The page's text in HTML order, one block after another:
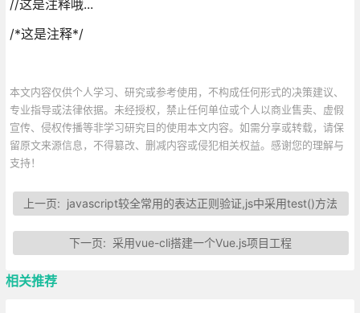
//这是注释哦...
/*这是注释*/
本文内容仅供个人学习、研究或参考使用，不构成任何形式的决策建议、
专业指导或法律依据。未经授权，禁止任何单位或个人以商业售卖、虚假
宣传、侵权传播等非学习研究目的使用本文内容。如需分享或转载，请保
留原文来源信息，不得篡改、删减内容或侵犯相关权益。感谢您的理解与
支持！
上一页: javascript较全常用的表达正则验证,js中采用test()方法
下一页: 采用vue-cli搭建一个Vue.js项目工程
相关推荐